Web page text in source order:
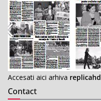
Accesati aici arhiva replicahd
Contact